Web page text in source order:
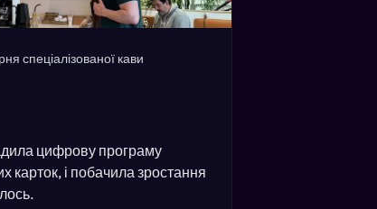
спеціалізованої кави
цифрову програму
карток, і побачила зростання